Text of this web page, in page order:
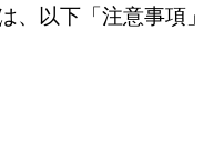
、以下「注意事項」